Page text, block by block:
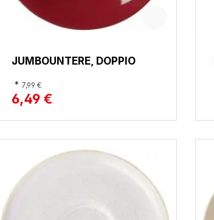
JUMBOUNTERE, DOPPIO
* 7,99 €
6,49 €